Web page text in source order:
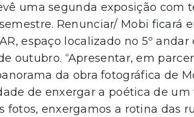
uma segunda exposição com
Renunciar/ Mobi ficará
espaço localizado no 5º andar
outubro. “Apresentar, em
da obra fotográfica de
de enxergar a poética de um
enxergamos a rotina das